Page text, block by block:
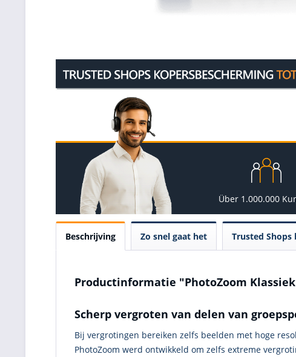
Über 1.000.000
Beschrijving Zo snel gaat het Trusted Shops
Productinformatie "PhotoZoom
Scherp vergroten van delen van
Bij vergrotingen bereiken zelfs beelden met hoge
PhotoZoom werd ontwikkeld om zelfs extreme